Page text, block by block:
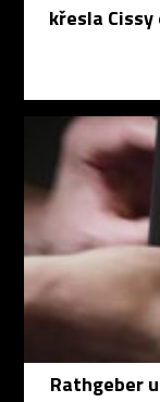
křesla
Rathgeber